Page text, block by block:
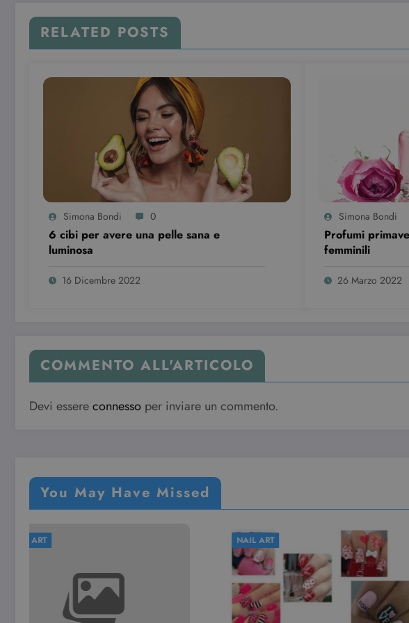
RELATED POSTS
Simona Bondi 0
6 cibi per avere una pelle sana e
luminosa
16 Dicembre 2022
Simona Bondi
Profumi
femminili
26 Marzo 2022
COMMENTO ALL'ARTICOLO
Devi essereconnesso per inviare un commento.
You May Have Missed
NAIL ART NAIL ART